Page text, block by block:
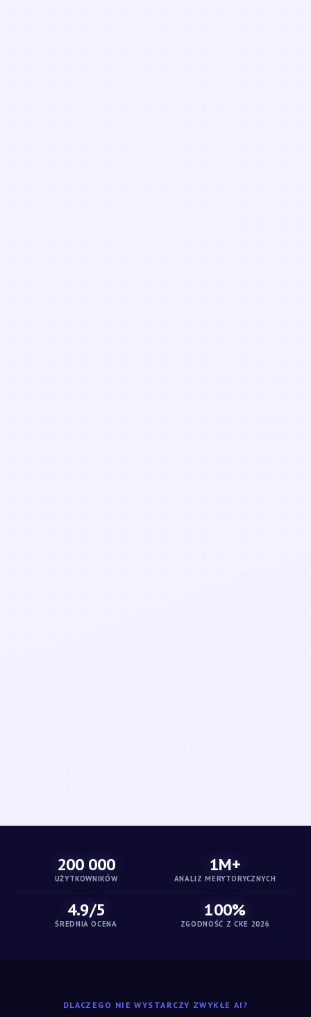
200 000
UŻYTKOWNIKÓW
1M+
ANALIZ MERYTORYCZNYCH
4.9/5
ŚREDNIA OCENA
100%
ZGODNOŚĆ Z CKE 2026
DLACZEGO NIE WYSTARCZY ZWYKŁE AI?